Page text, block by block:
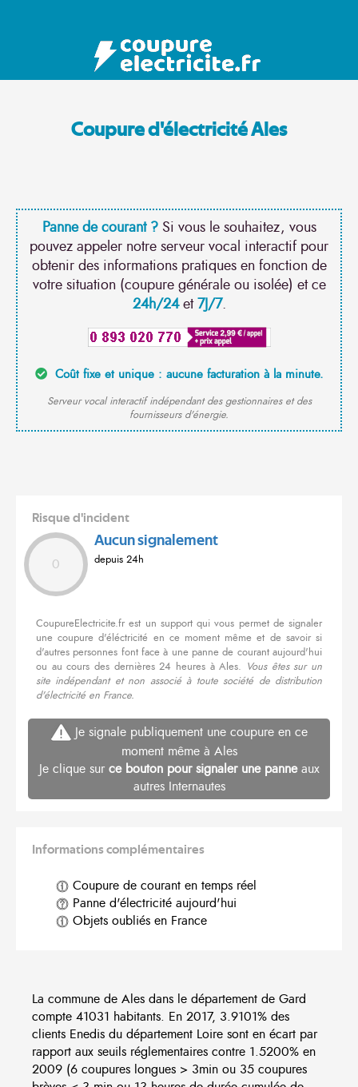
Coupure d'électricité Ales
Panne de courant ?Si vous le souhaitez, vous
pouvez appeler notre serveur vocal interactif pour
obtenir des informations pratiques en fonction de
votre situation (coupure générale ou isolée) et ce
24h/24et7J/7.
Coût fixe et unique : aucune facturation à la minute.
Serveur vocal interactif indépendant des gestionnaires et des
fournisseurs d'énergie.
Risque d'incident
0
Aucun signalement
depuis 24h
CoupureElectricite.fr est un support qui vous permet de signaler
une coupure d'éléctricité en ce moment même et de savoir si
d'autres personnes font face à une panne de courant aujourd'hui
ou au cours des dernières 24 heures à Ales. Vous êtes sur un
site indépendant et non associé à toute société de distribution
d'électricité en France.
Je signale publiquement une coupure en ce
moment même à Ales
Je clique sur ce bouton pour signaler une panneaux
autres Internautes
Informations complémentaires
Coupure de courant en temps réel
Panne d'électricité aujourd'hui
Objets oubliés en France
La commune de Ales dans le département de Gard
compte 41031 habitants. En 2017, 3.9101% des
clients Enedis du département Loire sont en écart par
rapport aux seuils réglementaires contre 1.5200% en
2009 (6 coupures longues > 3min ou 35 coupures